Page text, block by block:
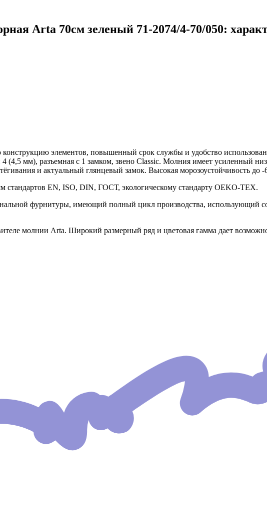
Arta 70см зеленый 71-2074/4-70/050:
элементов, повышенный срок службы и удобство
(4,5 мм), разъемная с 1 замком, звено Classic. Молния имеет усиленный
и актуальный глянцевый замок. Высокая морозоустойчивость до
стандартов EN, ISO, DIN, ГОСТ, экологическому стандарту OEKO-TEX.
фурнитуры, имеющий полный цикл производства, использующий
молнии Arta. Широкий размерный ряд и цветовая гамма дает